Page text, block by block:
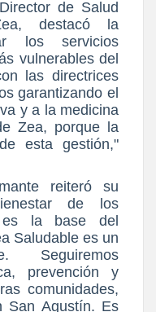
de Salud
destacó la
los servicios
vulnerables del
las directrices
garantizando el
y a la medicina
Zea, porque la
esta gestión,"
reiteró su
de los
es la base del
Saludable es un
Seguiremos
prevención y
comunidades,
San Agustín. Es